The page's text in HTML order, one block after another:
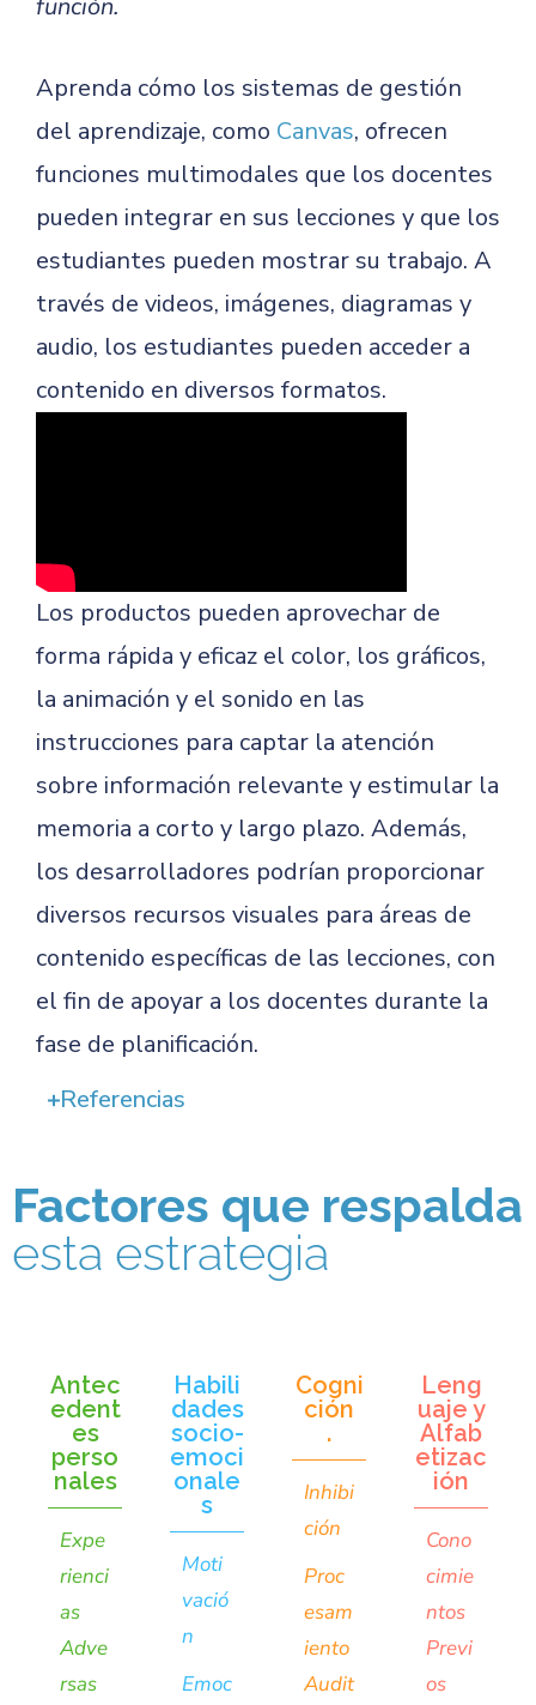
función.
Aprenda cómo los sistemas de gestión
del aprendizaje, como Canvas, ofrecen
funciones multimodales que los docentes
pueden integrar en sus lecciones y que los
estudiantes pueden mostrar su trabajo. A
través de videos, imágenes, diagramas y
audio, los estudiantes pueden acceder a
contenido en diversos formatos.
Los productos pueden aprovechar de
forma rápida y eficaz el color, los gráficos,
la animación y el sonido en las
instrucciones para captar la atención
sobre información relevante y estimular la
memoria a corto y largo plazo. Además,
los desarrolladores podrían proporcionar
diversos recursos visuales para áreas de
contenido específicas de las lecciones, con
el fin de apoyar a los docentes durante la
fase de planificación.
Referencias
Factores que respalda
esta estrategia
Antec
edent
es
perso
nales
Expe
rienci
as
Adve
rsas
Habili
dades
socio-
emoci
onale
s
Moti
vació
n
Emoc
Cogni
ción
.
Inhibi
ción
Proc
esam
iento
Audit
Leng
uaje y
Alfab
etizac
ión
Cono
cimie
ntos
Previ
os